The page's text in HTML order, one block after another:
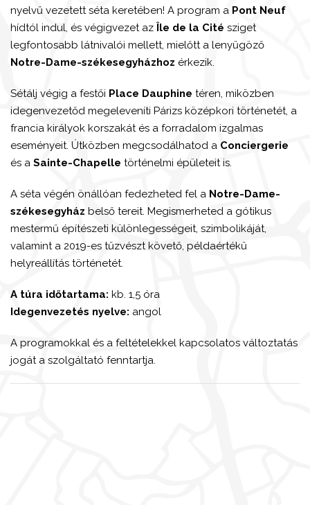
nyelvű vezetett séta keretében! A program a Pont Neuf
hídtól indul, és végigvezet az Île de la Cité sziget
legfontosabb látnivalói mellett, mielőtt a lenyűgöző
Notre-Dame-székesegyházhoz érkezik.
Sétálj végig a festői Place Dauphine téren, miközben
idegenvezetőd megeleveníti Párizs középkori történetét, a
francia királyok korszakát és a forradalom izgalmas
eseményeit. Útközben megcsodálhatod a Conciergerie
és a Sainte-Chapelle történelmi épületeit is.
A séta végén önállóan fedezheted fel a Notre-Dame-
székesegyház belső tereit. Megismerheted a gótikus
mestermű építészeti különlegességeit, szimbolikáját,
valamint a 2019-es tűzvészt követő, példaértékű
helyreállítás történetét.
A túra időtartama: kb. 1,5 óra
Idegenvezetés nyelve: angol
A programokkal és a feltételekkel kapcsolatos változtatás
jogát a szolgáltató fenntartja.